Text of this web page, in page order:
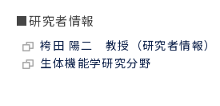
■研究者情報
袴田 陽二 教授（研究者情報）
生体機能学研究分野